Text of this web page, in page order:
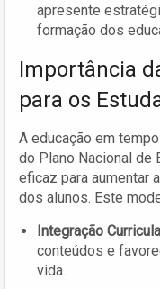
apresente
formação dos
Importância
para os
A educação em
do Plano Nacional de
eficaz para aumentar
dos alunos. Este
Integração
conteúdos e
vida.